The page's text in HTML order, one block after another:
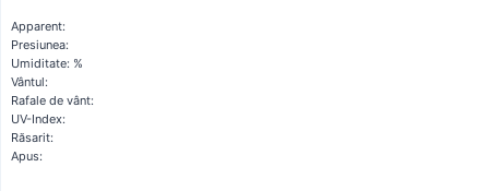
Apparent:
Presiunea:
Umiditate: %
Vântul:
Rafale de vânt:
UV-Index:
Răsarit:
Apus: